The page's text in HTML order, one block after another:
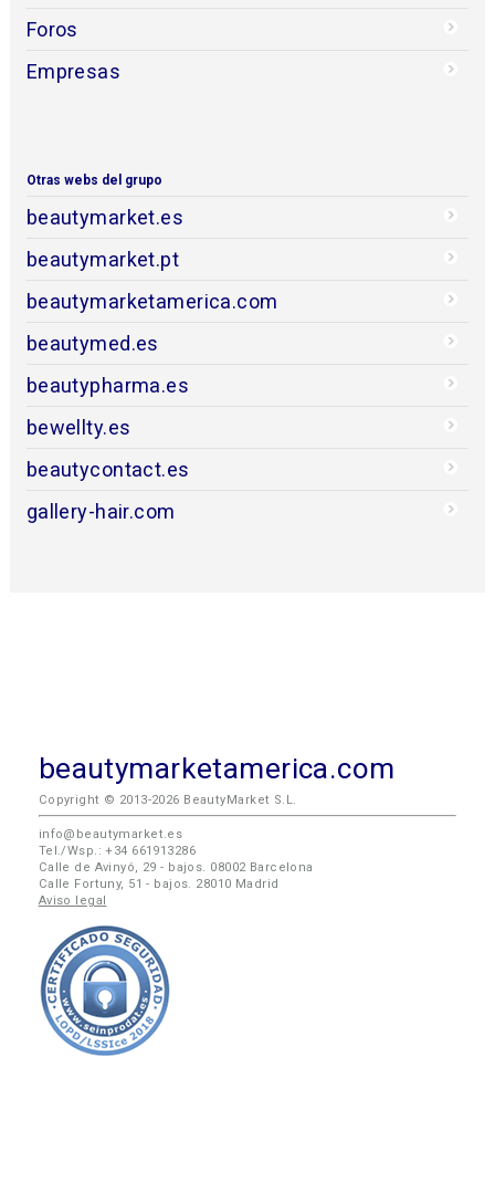
Foros
Empresas
Otras webs del grupo
beautymarket.es
beautymarket.pt
beautymarketamerica.com
beautymed.es
beautypharma.es
bewellty.es
beautycontact.es
gallery-hair.com
beautymarketamerica.com
Copyright © 2013-2026 BeautyMarket S.L.
info@beautymarket.es
Tel./Wsp.: +34 661913286
Calle de Avinyó, 29 - bajos. 08002 Barcelona
Calle Fortuny, 51 - bajos. 28010 Madrid
Aviso legal